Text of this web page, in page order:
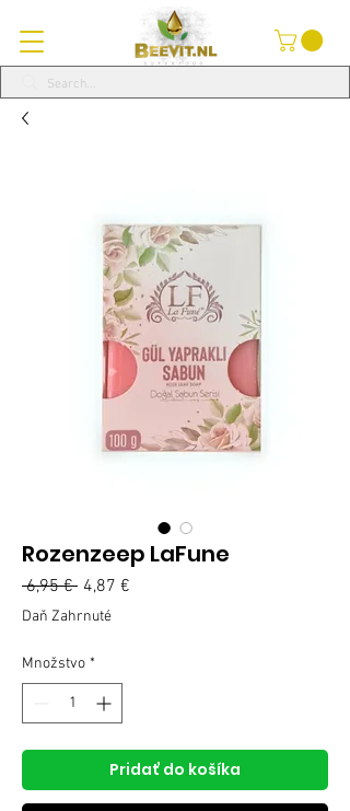
Rozenzeep LaFune
6,95 € Normálna
cena
4,87 €
Daň Zahrnuté
Množstvo *
Pridať do košíka